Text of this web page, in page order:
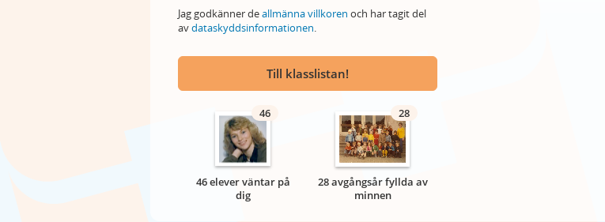
Jag godkänner deallmänna villkoren och har tagit del
avdataskyddsinformationen.
Till klasslistan!
46
46 elever väntar på
dig
28
28 avgångsår fyllda av
minnen